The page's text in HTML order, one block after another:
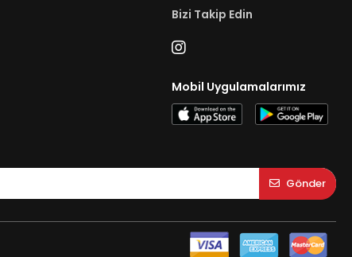
Bizi Takip Edin
Mobil Uygulamalarımız
Gönder